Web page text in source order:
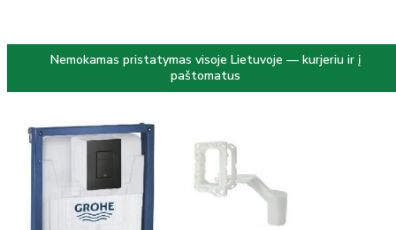
Nemokamas pristatymas visoje Lietuvoje — kurjeriu ir į
paštomatus